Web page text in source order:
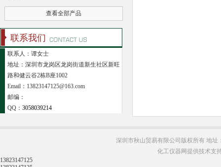
查看全部产品
联系我们
联系人：谭女士
地址：深圳市龙岗区龙岗街道新生社区新旺
路和健云谷2栋B座1002
Email：13823147125@163.com
邮编：
QQ： 3058039214
深圳市秋山贸易有限公司版权所有 地址
化工仪器网提供技术支
13823147125